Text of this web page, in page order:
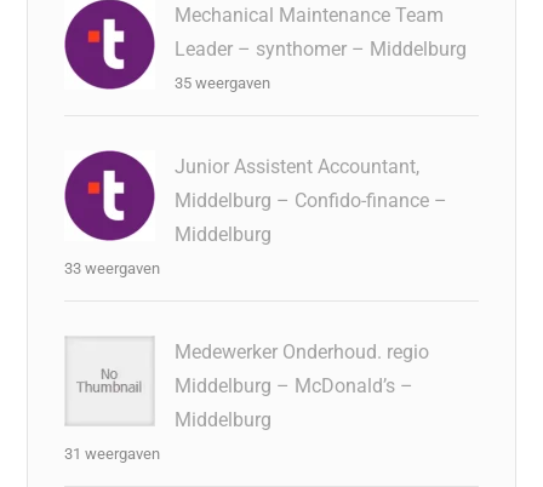
Mechanical Maintenance Team
Leader – synthomer – Middelburg
35 weergaven
Junior Assistent Accountant,
Middelburg – Confido-finance –
Middelburg
33 weergaven
Medewerker Onderhoud. regio
Middelburg – McDonald’s –
Middelburg
31 weergaven